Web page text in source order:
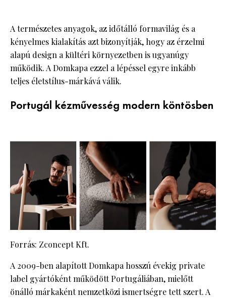
A természetes anyagok, az időtálló formavilág és a
kényelmes kialakítás azt bizonyítják, hogy az érzelmi
alapú design a kültéri környezetben is ugyanúgy
működik. A Domkapa ezzel a lépéssel egyre inkább
teljes életstílus-márkává válik.
Portugál kézművesség modern köntösben
Forrás: Zconcept Kft.
A 2009-ben alapított Domkapa hosszú évekig private
label gyártóként működött Portugáliában, mielőtt
önálló márkaként nemzetközi ismertségre tett szert. A